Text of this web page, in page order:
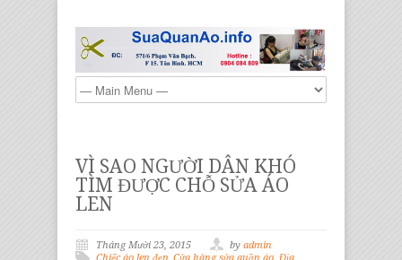
VÌ SAO NGƯỜI DÂN KHÓ
TÌM ĐƯỢC CHỖ SỬA ÁO
LEN
Tháng Mười 23, 2015 by admin